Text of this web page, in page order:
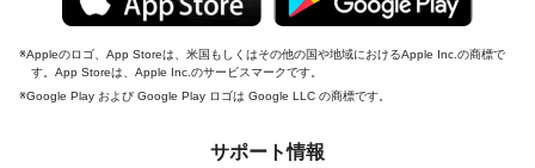
Appleのロゴ、App Storeは、米国もしくはその他の国や地域におけるApple Inc.の商標で
す。App Storeは、Apple Inc.のサービスマークです。
Google Play および Google Play ロゴは Google LLC の商標です。
サポート情報